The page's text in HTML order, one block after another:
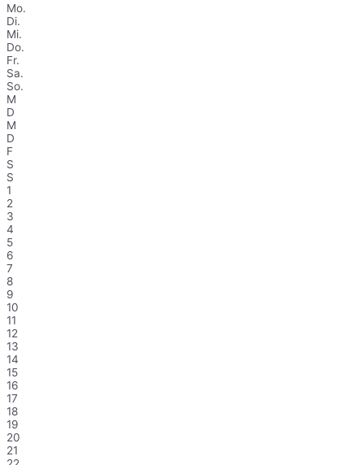
Mo.
Di.
Mi.
Do.
Fr.
Sa.
So.
M
D
M
D
F
S
S
1
2
3
4
5
6
7
8
9
10
11
12
13
14
15
16
17
18
19
20
21